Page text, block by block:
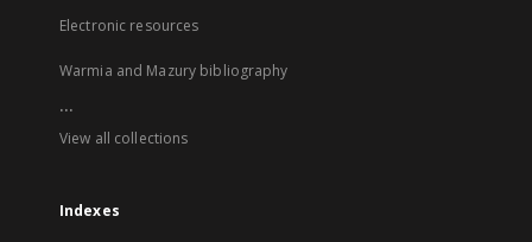
Electronic resources
Warmia and Mazury bibliography
...
View all collections
Indexes